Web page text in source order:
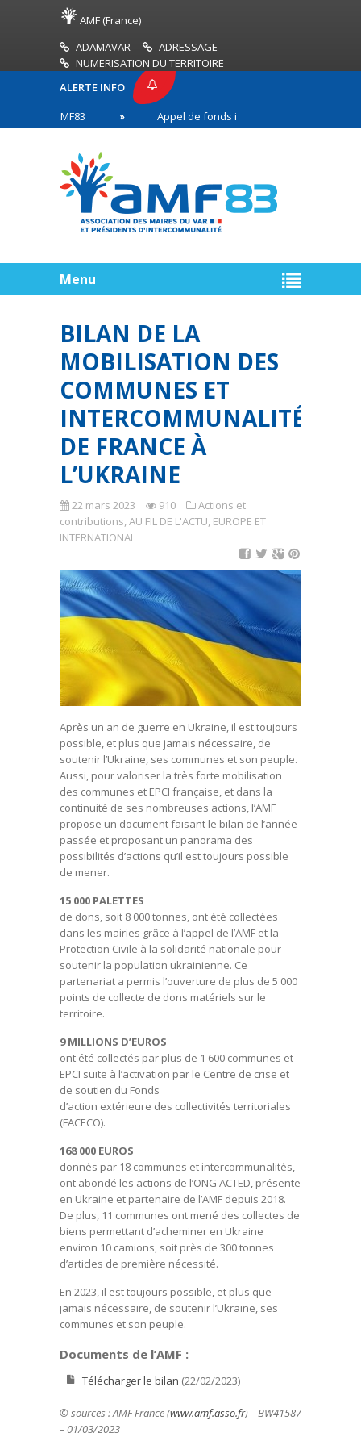
AMF (France)
ADAMAVAR
ADRESSAGE
NUMERISATION DU TERRITOIRE
ALERTE INFO
Appel de fonds incendies de forêt
en première ligne
Menu
BILAN DE LA
MOBILISATION DES
COMMUNES ET
INTERCOMMUNALITÉS
DE FRANCE À
L’UKRAINE
22 mars 2023 910
Actions et
contributions,AU FIL DE L'ACTU, EUROPE ET
INTERNATIONAL
Après un an de guerre en Ukraine, il est toujours
possible, et plus que jamais nécessaire, de
soutenir l’Ukraine, ses communes et son peuple.
Aussi, pour valoriser la très forte mobilisation
des communes et EPCI française, et dans la
continuité de ses nombreuses actions, l’AMF
propose un document faisant le bilan de l’année
passée et proposant un panorama des
possibilités d’actions qu’il est toujours possible
de mener.
15 000 PALETTES
de dons, soit 8 000 tonnes, ont été collectées
dans les mairies grâce à l’appel de l’AMF et la
Protection Civile à la solidarité nationale pour
soutenir la population ukrainienne. Ce
partenariat a permis l’ouverture de plus de 5 000
points de collecte de dons matériels sur le
territoire.
9 MILLIONS D’EUROS
ont été collectés par plus de 1 600 communes et
EPCI suite à l’activation par le Centre de crise et
de soutien du Fonds
d’action extérieure des collectivités territoriales
(FACECO).
168 000 EUROS
donnés par 18 communes et intercommunalités,
ont abondé les actions de l’ONG ACTED, présente
en Ukraine et partenaire de l’AMF depuis 2018.
De plus, 11 communes ont mené des collectes de
biens permettant d’acheminer en Ukraine
environ 10 camions, soit près de 300 tonnes
d’articles de première nécessité.
En 2023, il est toujours possible, et plus que
jamais nécessaire, de soutenir l’Ukraine, ses
communes et son peuple.
Documents de l’AMF :
Télécharger le bilan (22/02/2023)
© sources : AMF France (www.amf.asso.fr) – BW41587
– 01/03/2023